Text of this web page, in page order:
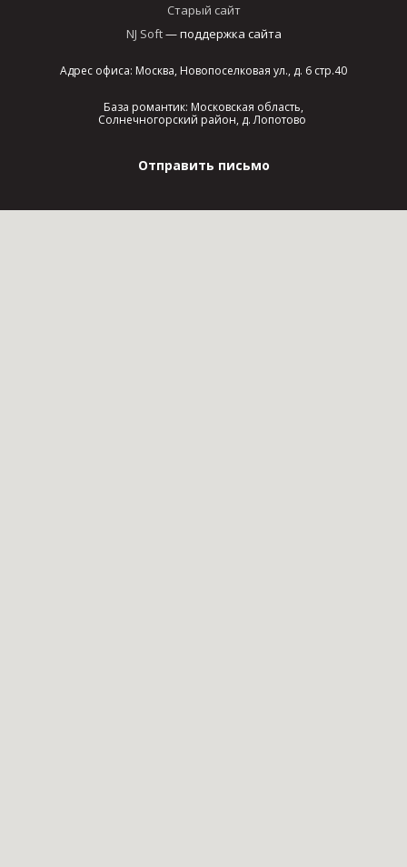
Старый сайт
NJ Soft— поддержка сайта
Адрес офиса: Москва, Новопоселковая ул., д. 6 стр.40
База романтик: Московская область,
Солнечногорский район, д. Лопотово
Отправить письмо